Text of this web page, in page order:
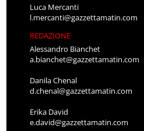
Luca Mercanti
l.mercanti@gazzettamatin.com
REDAZIONE
Alessandro Bianchet
a.bianchet@gazzettamatin.com
Danila Chenal
d.chenal@gazzettamatin.com
Erika David
e.david@gazzettamatin.com